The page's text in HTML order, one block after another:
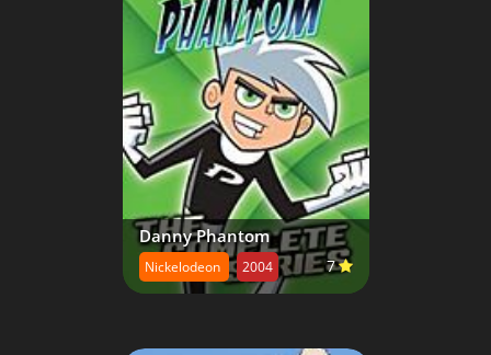
Danny Phantom
Nickelodeon 2004 7